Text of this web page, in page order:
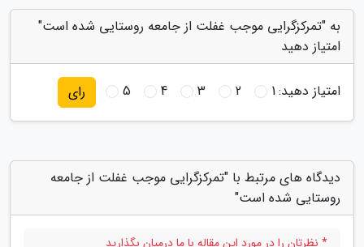
به "تمرکزگرایی موجب غفلت از جامعه روستایی شده است"
امتیاز دهید
امتیاز دهید:1
2
3
4
5 رای
دیدگاه های مرتبط با "تمرکزگرایی موجب غفلت از جامعه
روستایی شده است"
* نظرتان را در مورد این مقاله با ما درمیان بگذارید